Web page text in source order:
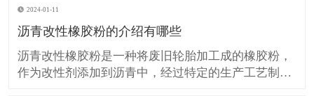
环保特性意味着它们对环境友好，不会产生有害的排
放物或废弃物。同时，由于其无毒的特性，它们也不
会对人体健康造成危
2024-01-11
沥青改性橡胶粉的介绍有哪些
沥青改性橡胶粉是一种将废旧轮胎加工成的橡胶粉，
作为改性剂添加到沥青中，经过特定的生产工艺制备